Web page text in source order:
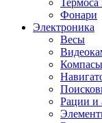
Фонари
Электроника
Весы
Рации и